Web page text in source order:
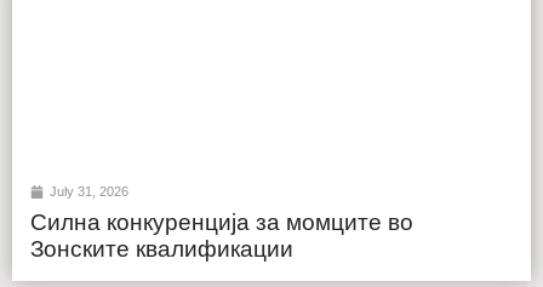
July 31, 2026
Силна конкуренција за момците во
Зонските квалификации